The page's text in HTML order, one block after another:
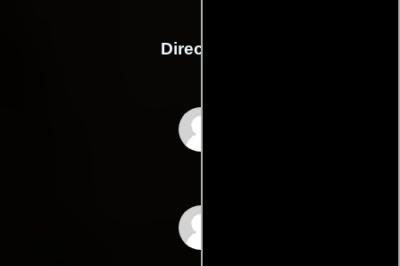
Dirección